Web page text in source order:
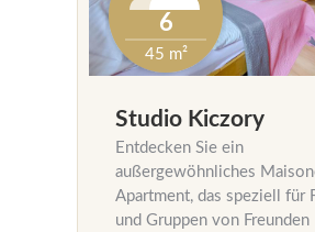
6
45 m²
Studio Kiczory
Entdecken Sie ein
außergewöhnliches
Apartment, das speziell für
und Gruppen von Freunden